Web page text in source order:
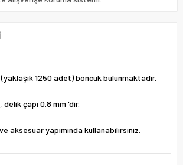
1250 adet) boncuk bulunmaktadır.
delik çapı 0.8 mm 'dir.
aksesuar yapımında kullanabilirsiniz.